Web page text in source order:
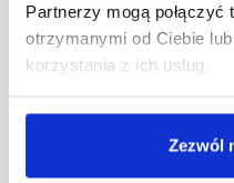
Partnerzy mogą
otrzymanymi od Ciebie
korzystania z ich usług.
Zezwól
Ewą Wajman